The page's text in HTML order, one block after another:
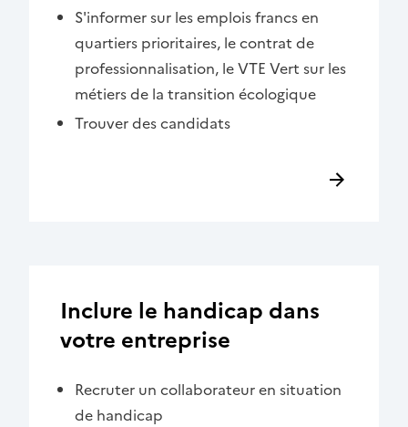
S'informer sur les emplois francs en
quartiers prioritaires, le contrat de
professionnalisation, le VTE Vert sur les
métiers de la transition écologique
Trouver des candidats
Inclure le handicap dans
votre entreprise
Recruter un collaborateur en situation
de handicap